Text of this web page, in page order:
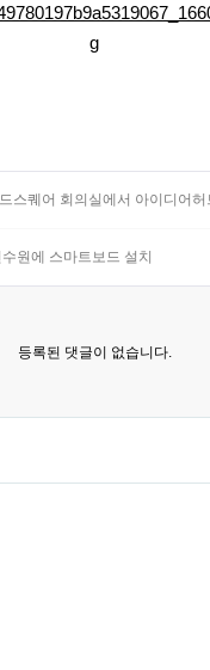
스퀘어 회의실에서 아이디어허
원에 스마트보드 설치
등록된 댓글이 없습니다.